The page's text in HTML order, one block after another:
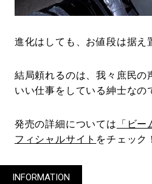
進化はしても、お値段は据え
結局頼れるのは、我々庶民の
いい仕事をしている紳士なの
発売の詳細については 「ビ
フィシャルサイト をチェック！
INFORMATION